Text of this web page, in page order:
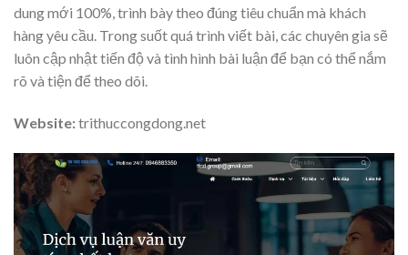
dung mới 100%, trình bày theo đúng tiêu chuẩn mà khách
hàng yêu cầu. Trong suốt quá trình viết bài, các chuyên gia sẽ
luôn cập nhật tiến độ và tình hình bài luận để bạn có thể nắm
rõ và tiện để theo dõi.
Website:trithuccongdong.net